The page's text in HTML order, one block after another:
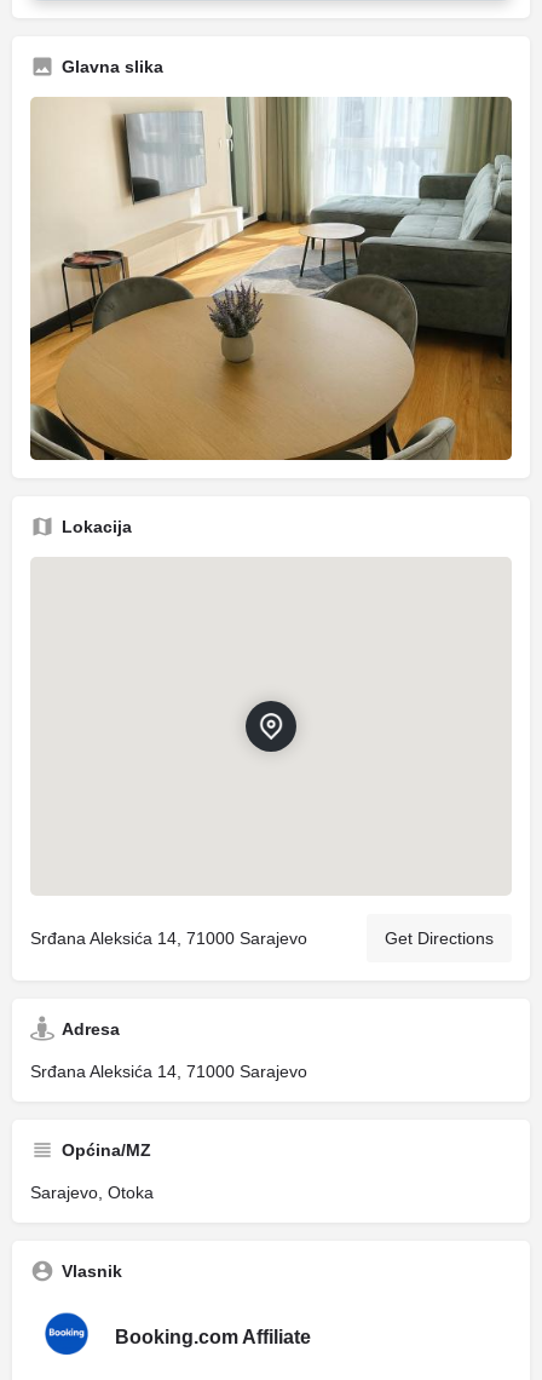
Glavna slika
Lokacija
Srđana Aleksića 14, 71000 Sarajevo Get Directions
Adresa
Srđana Aleksića 14, 71000 Sarajevo
Općina/MZ
Sarajevo, Otoka
Vlasnik
Booking.com Affiliate